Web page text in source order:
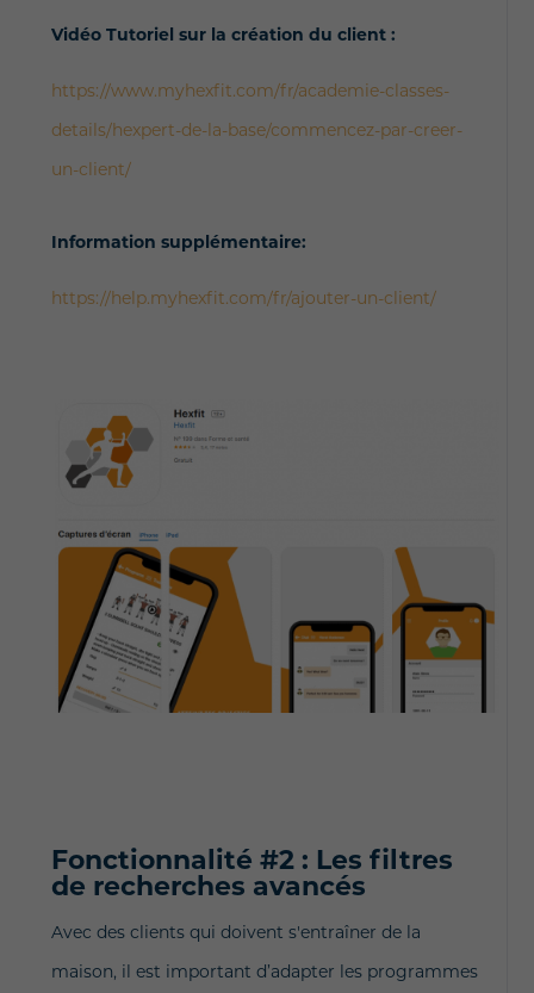
Vidéo Tutoriel sur la création du client :
https://www.myhexfit.com/fr/academie-classes-
details/hexpert-de-la-base/commencez-par-creer-
un-client/
Information supplémentaire:
https://help.myhexfit.com/fr/ajouter-un-client/
Fonctionnalité #2 : Les filtres
de recherches avancés
Avec des clients qui doivent s'entraîner de la
maison, il est important d’adapter les programmes